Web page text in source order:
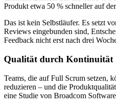
Produkt etwa 50 % schneller auf
Das ist kein Selbstläufer. Es setzt
Reviews eingebunden sind,
Feedback nicht erst nach drei
Qualität durch Kontinuität
Teams, die auf Full Scrum setzen,
reduzieren – und die
eine Studie von Broadcom